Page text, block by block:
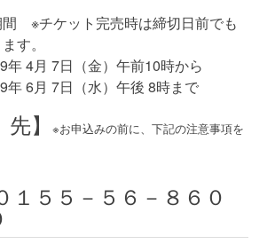
間 ※チケット完売時は締切日前でも
す。
年 4月 7日（金）午前10時から
年 6月 7日（水）午後 8時まで
】※お申込みの前に、下記の注意事項を
１５５－５６－８６０